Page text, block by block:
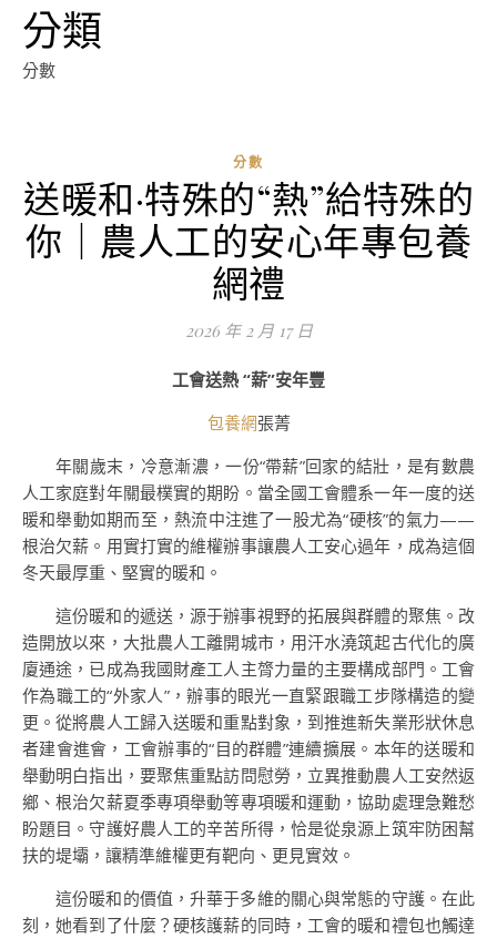
分類
分數
分數
送暖和·特殊的“熱”給特殊的
你｜農人工的安心年專包養
網禮
2026 年 2 月 17 日
工會送熱 “薪”安年豐
包養網張菁
年關歲末，冷意漸濃，一份“帶薪”回家的結壯，是有數農
人工家庭對年關最樸實的期盼。當全國工會體系一年一度的送
暖和舉動如期而至，熱流中注進了一股尤為“硬核”的氣力——
根治欠薪。用實打實的維權辦事讓農人工安心過年，成為這個
冬天最厚重、堅實的暖和。
這份暖和的遞送，源于辦事視野的拓展與群體的聚焦。改
造開放以來，大批農人工離開城市，用汗水澆筑起古代化的廣
廈通途，已成為我國財產工人主膂力量的主要構成部門。工會
作為職工的“外家人”，辦事的眼光一直緊跟職工步隊構造的變
更。從將農人工歸入送暖和重點對象，到推進新失業形狀休息
者建會進會，工會辦事的“目的群體”連續擴展。本年的送暖和
舉動明白指出，要聚焦重點訪問慰勞，立異推動農人工安然返
鄉、根治欠薪夏季專項舉動等專項暖和運動，協助處理急難愁
盼題目。守護好農人工的辛苦所得，恰是從泉源上筑牢防困幫
扶的堤壩，讓精準維權更有靶向、更見實效。
這份暖和的價值，升華于多維的關心與常態的守護。在此
刻，她看到了什麼？硬核護薪的同時，工會的暖和禮包也觸達